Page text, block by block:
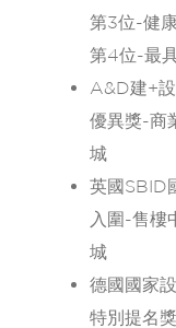
第3位-健
第4位-最
A&D建+
優異獎-商
城
英國SBID
入圍-售樓
城
德國國家
特別提名